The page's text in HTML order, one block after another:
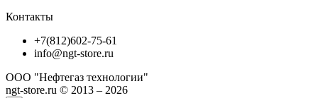
Контакты
+7(812)602-75-61
info@ngt-store.ru
ООО "Нефтегаз технологии"
ngt-store.ru © 2013 – 2026